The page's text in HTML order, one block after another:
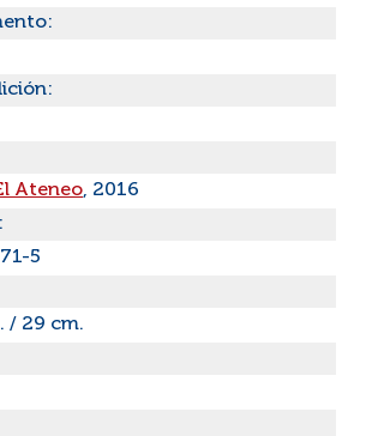
Ateneo, 2016
5
/ 29 cm.